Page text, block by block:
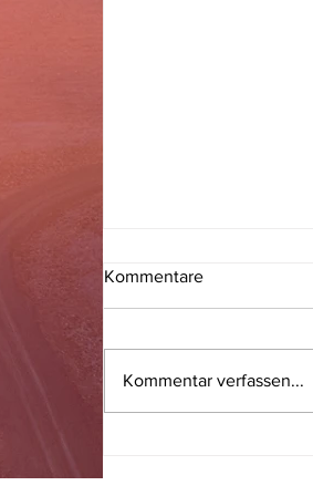
Kommentare
Kommentar verfassen...